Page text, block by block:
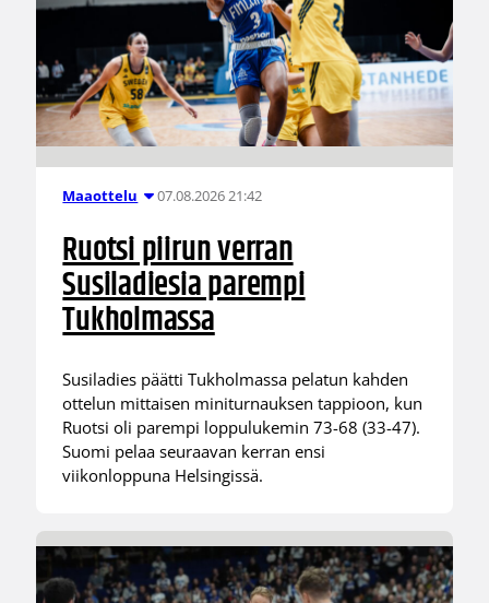
Maaottelu 07.08.2026 21:42
Ruotsi piirun verran
Susiladiesia parempi
Tukholmassa
Susiladies päätti Tukholmassa pelatun kahden
ottelun mittaisen miniturnauksen tappioon, kun
Ruotsi oli parempi loppulukemin 73-68 (33-47).
Suomi pelaa seuraavan kerran ensi
viikonloppuna Helsingissä.